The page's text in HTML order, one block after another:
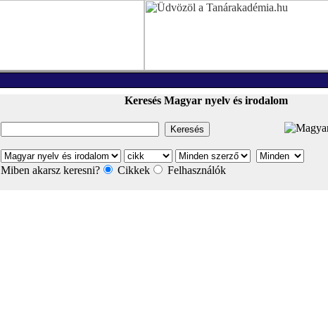
Keresés Magyar nyelv és irodalom
Miben akarsz keresni? Cikkek Felhasználók